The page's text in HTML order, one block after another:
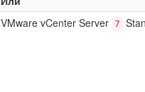
VMware vCenter Server 7